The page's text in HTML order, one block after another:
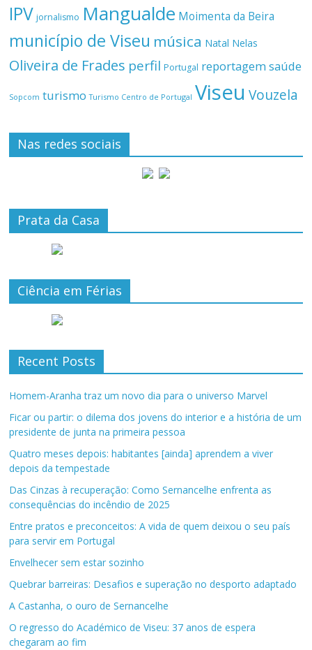
IPV jornalismo Mangualde Moimenta da Beira
município de Viseu música Natal Nelas
Oliveira de Frades perfil Portugal reportagemsaúde
Sopcom turismo Turismo Centro de Portugal Viseu Vouzela
Nas redes sociais
Prata da Casa
Ciência em Férias
Recent Posts
Homem-Aranha traz um novo dia para o universo Marvel
Ficar ou partir: o dilema dos jovens do interior e a história de um
presidente de junta na primeira pessoa
Quatro meses depois: habitantes [ainda] aprendem a viver
depois da tempestade
Das Cinzas à recuperação: Como Sernancelhe enfrenta as
consequências do incêndio de 2025
Entre pratos e preconceitos: A vida de quem deixou o seu país
para servir em Portugal
Envelhecer sem estar sozinho
Quebrar barreiras: Desafios e superação no desporto adaptado
A Castanha, o ouro de Sernancelhe
O regresso do Académico de Viseu: 37 anos de espera
chegaram ao fim